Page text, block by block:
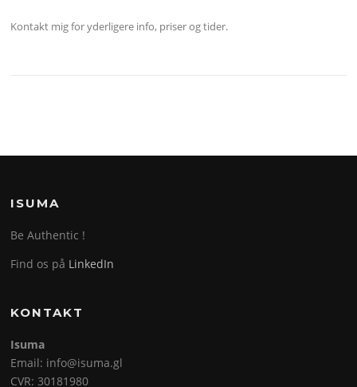
Kontakt mig for yderligere info, priser og tider.
ISUMA
Be Authentic !
Find os på LinkedIn
KONTAKT
Isuma
Email: info@isuma.gl
CVR: 30181980